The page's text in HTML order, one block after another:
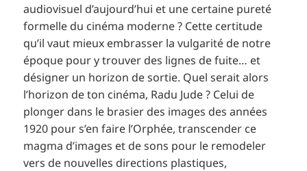
audiovisuel d’aujourd’hui et une certaine pureté
formelle du cinéma moderne ? Cette certitude
qu’il vaut mieux embrasser la vulgarité de notre
époque pour y trouver des lignes de fuite… et
désigner un horizon de sortie. Quel serait alors
l’horizon de ton cinéma, Radu Jude ? Celui de
plonger dans le brasier des images des années
1920 pour s’en faire l’Orphée, transcender ce
magma d’images et de sons pour le remodeler
vers de nouvelles directions plastiques,